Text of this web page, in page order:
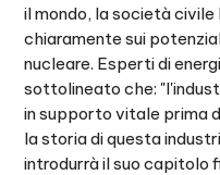
il mondo, la società
chiaramente sui
nucleare. Esperti di
sottolineato che:
in supporto vitale prima
la storia di questa
introdurrà il suo capitolo